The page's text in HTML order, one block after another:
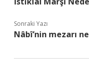
Sonraki Yazı
Nâbî’nin mezarı